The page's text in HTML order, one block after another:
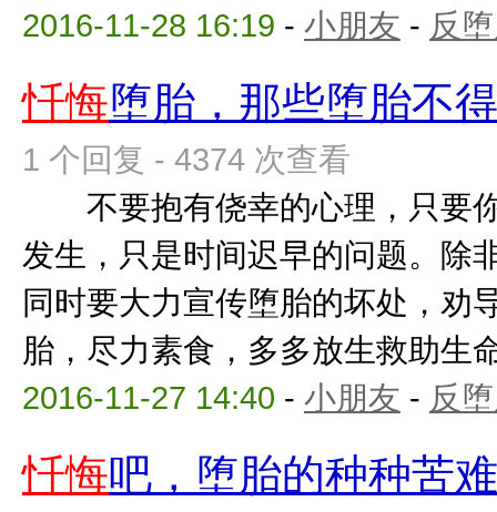
2016-11-28 16:19 - 小朋友 - 反
忏悔堕胎，那些堕胎不
1 个回复 - 4374 次查看
不要抱有侥幸的心理，只要
发生，只是时间迟早的问题。除
同时要大力宣传堕胎的坏处，劝
胎，尽力素食，多多放生救助生
2016-11-27 14:40 - 小朋友 - 反
忏悔吧，堕胎的种种苦难